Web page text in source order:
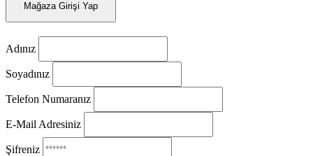
Mağaza Girişi Yap
Adınız
Soyadınız
Telefon Numaranız
E-Mail Adresiniz
Şifreniz